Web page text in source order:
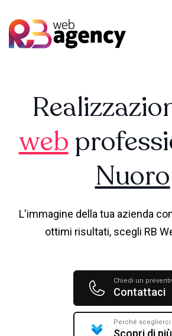
web
Nuoro
L'immagine della tua azienda
ottimi risultati, scegli RB
Chiedi un
Contattaci
Perché sceglierci
Scopri di più